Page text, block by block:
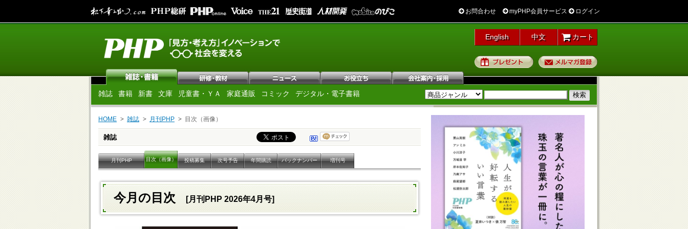
お問合わせ myPHP会員サービス ログイン
English 中文 カート
プレゼント
雑誌 書籍 新書 文庫 児童書・ＹＡ 家庭通販 コミック デジタル・電子書籍
HOME 雑誌 月刊PHP 目次（画像）
雑誌
月刊PHP 目次（画像） 投稿募集 次号予告 年間購読 バックナンバー 増刊号
今月の目次 [月刊PHP 2026年4月号]